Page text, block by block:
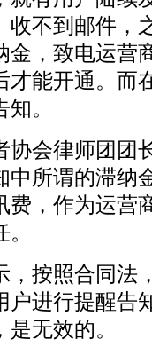
收不到邮件，
金，致电运营
才能开通。而
。
会律师团团
中所谓的滞纳
费，作为运营
按照合同法
户进行提醒告
无效的。